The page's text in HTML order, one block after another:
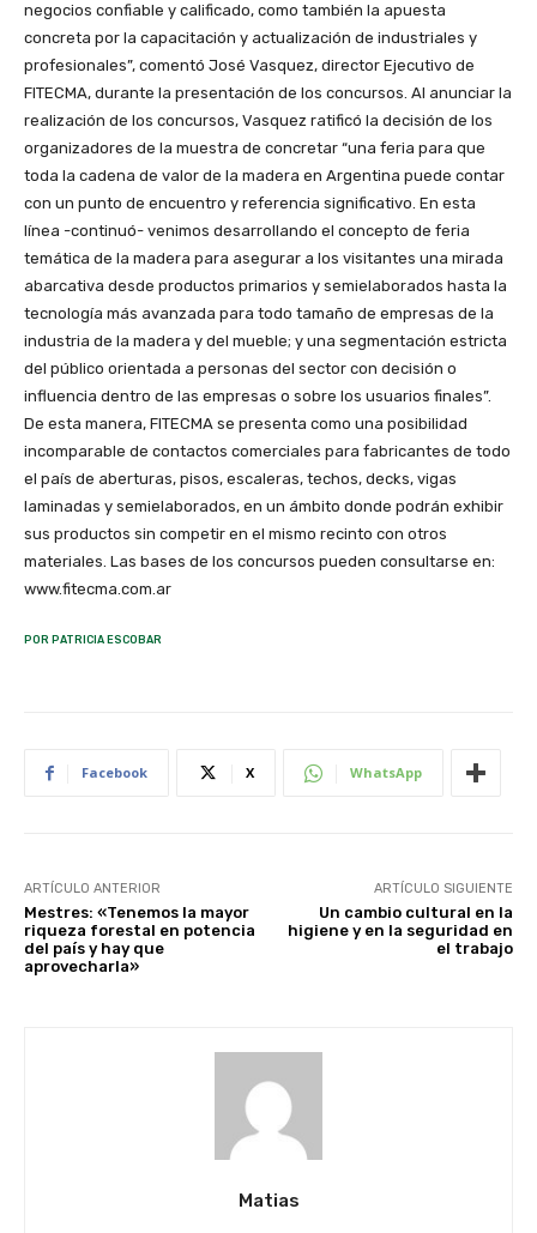
negocios confiable y calificado, como también la apuesta
concreta por la capacitación y actualización de industriales y
profesionales”, comentó José Vasquez, director Ejecutivo de
FITECMA, durante la presentación de los concursos. Al anunciar la
realización de los concursos, Vasquez ratificó la decisión de los
organizadores de la muestra de concretar “una feria para que
toda la cadena de valor de la madera en Argentina puede contar
con un punto de encuentro y referencia significativo. En esta
línea -continuó- venimos desarrollando el concepto de feria
temática de la madera para asegurar a los visitantes una mirada
abarcativa desde productos primarios y semielaborados hasta la
tecnología más avanzada para todo tamaño de empresas de la
industria de la madera y del mueble; y una segmentación estricta
del público orientada a personas del sector con decisión o
influencia dentro de las empresas o sobre los usuarios finales”.
De esta manera, FITECMA se presenta como una posibilidad
incomparable de contactos comerciales para fabricantes de todo
el país de aberturas, pisos, escaleras, techos, decks, vigas
laminadas y semielaborados, en un ámbito donde podrán exhibir
sus productos sin competir en el mismo recinto con otros
materiales. Las bases de los concursos pueden consultarse en:
www.fitecma.com.ar
POR PATRICIA ESCOBAR
Facebook X WhatsApp
ARTÍCULO ANTERIOR
Mestres: «Tenemos la mayor
riqueza forestal en potencia
del país y hay que
aprovecharla»
ARTÍCULO SIGUIENTE
Un cambio cultural en la
higiene y en la seguridad en
el trabajo
Matias